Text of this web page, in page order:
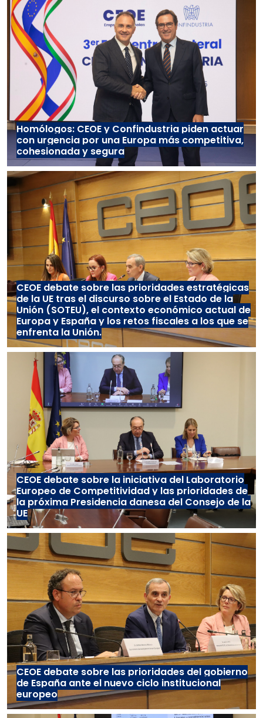
Homólogos: CEOE y Confindustria piden actuar
con urgencia por una Europa más competitiva,
cohesionada y segura
CEOE debate sobre las prioridades estratégicas
de la UE tras el discurso sobre el Estado de la
Unión (SOTEU), el contexto económico actual de
Europa y España y los retos fiscales a los que se
enfrenta la Unión.
CEOE debate sobre la iniciativa del Laboratorio
Europeo de Competitividad y las prioridades de
la próxima Presidencia danesa del Consejo de la
UE
CEOE debate sobre las prioridades del gobierno
de España ante el nuevo ciclo institucional
europeo